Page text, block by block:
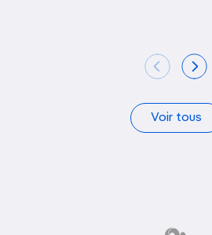
Voir tous